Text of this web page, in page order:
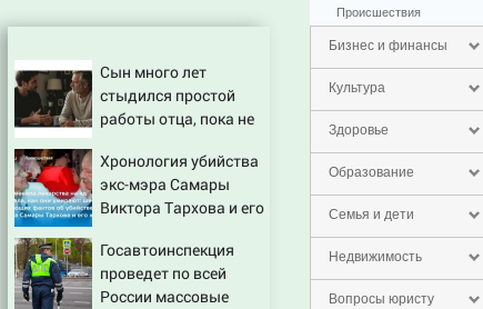
Проиcшествия
Бизнес и финансы
Культура
Здоровье
Образование
Семья и дети
Недвижимость
Вопросы юристу
Сын много лет
стыдился простой
работы отца, пока не
отказался от карьеры
- история одной семьи
Хронология убийства
экс-мэра Самары
Виктора Тархова и его
шокирующих фактов,
новые подробности
Госавтоинспекция
проведет по всей
России массовые